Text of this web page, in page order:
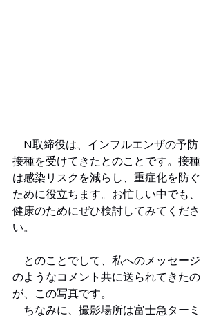
N取締役は、インフルエンザの予防
接種を受けてきたとのことです。接種
は感染リスクを減らし、重症化を防ぐ
ために役立ちます。お忙しい中でも、
健康のためにぜひ検討してみてくださ
い。
とのことでして、私へのメッセージ
のようなコメント共に送られてきたの
が、この写真です。
ちなみに、撮影場所は富士急ターミ